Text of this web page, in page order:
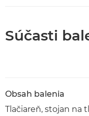
Súčasti
Obsah balenia
Tlačiareň, stojan na